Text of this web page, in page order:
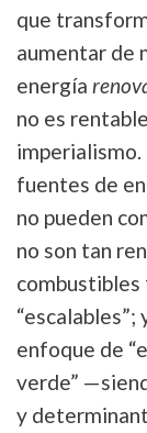
que
aumentar de
energía
no es
imperialismo.
fuentes de
no pueden
no son tan
combustibles
enfoque de
verde”
y